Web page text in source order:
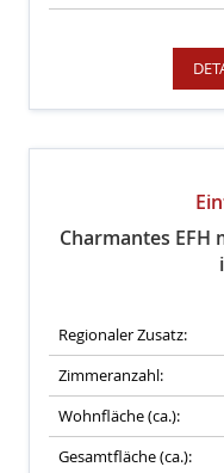
Charmantes EFH
Regionaler Zusatz:
Zimmeranzahl:
Wohnfläche (ca.):
Gesamtfläche (ca.):